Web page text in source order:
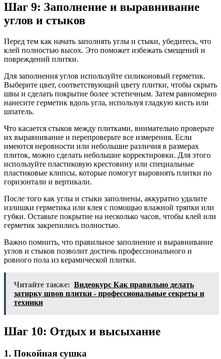
Шаг 9: Заполнение и выравнивание
углов и стыков
Перед тем как начать заполнять углы и стыки, убедитесь, что
клей полностью высох. Это поможет избежать смещений и
повреждений плитки.
Для заполнения углов используйте силиконовый герметик.
Выберите цвет, соответствующий цвету плитки, чтобы скрыть
швы и сделать покрытие более эстетичным. Затем равномерно
нанесите герметик вдоль угла, используя гладкую кисть или
шпатель.
Что касается стыков между плитками, внимательно проверьте
их выравнивание и перепроверьте все измерения. Если
имеются неровности или небольшие различия в размерах
плиток, можно сделать небольшие корректировки. Для этого
используйте пластиковую крестовину или специальные
пластиковые клипсы, которые помогут выровнять плитки по
горизонтали и вертикали.
После того как углы и стыки заполнены, аккуратно удалите
излишки герметика или клея с помощью влажной тряпки или
губки. Оставьте покрытие на несколько часов, чтобы клей или
герметик закрепились полностью.
Важно помнить, что правильное заполнение и выравнивание
углов и стыков позволит достичь профессионального и
ровного пола из керамической плитки.
Читайте также: Видеокурс Как правильно делать
затирку швов плитки - профессиональные секреты и
техники
Шаг 10: Отдых и высыхание
1. Покойная сушка